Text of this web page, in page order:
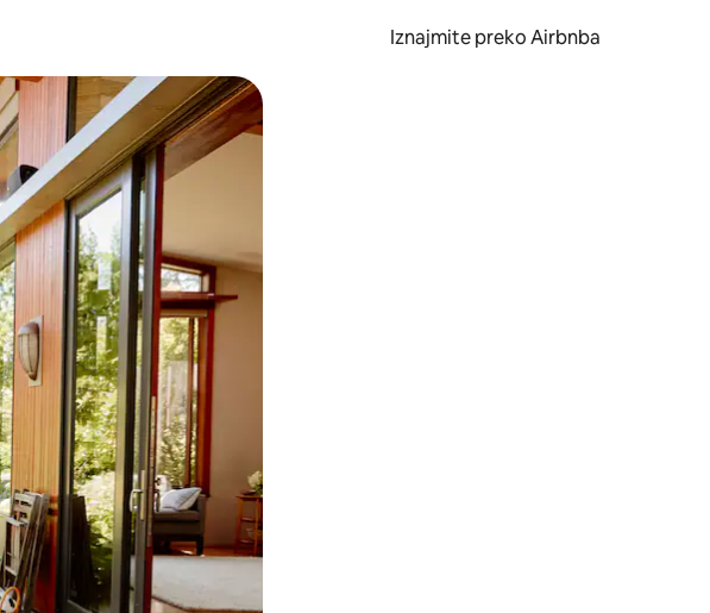
Iznajmite preko Airbnba
kao i dodirom ili prelaskom prstom po zaslonu.